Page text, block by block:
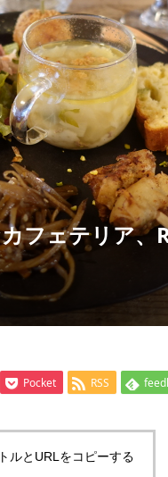
フェテリア、
Pocket RSS
ルとURLをコピーする